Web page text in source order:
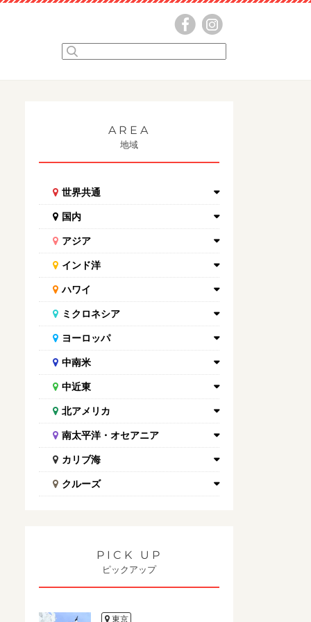
AREA
地域
世界共通
国内
アジア
インド洋
ハワイ
ミクロネシア
ヨーロッパ
中南米
中近東
北アメリカ
南太平洋・オセアニア
カリブ海
クルーズ
PICK UP
ピックアップ
東京